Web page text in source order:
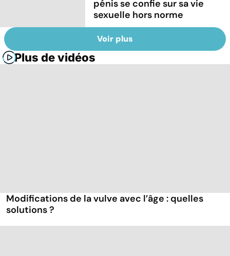
pénis se confie sur sa vie
sexuelle hors norme
Voir plus
Plus de vidéos
Modifications de la vulve avec l’âge : quelles
solutions ?